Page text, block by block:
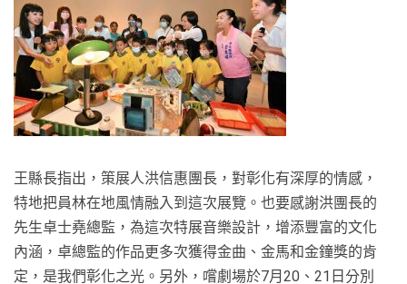
王縣長指出，策展人洪信惠團長，對彰化有深厚的情感，
特地把員林在地風情融入到這次展覽。也要感謝洪團長的
先生卓士堯總監，為這次特展音樂設計，增添豐富的文化
內涵，卓總監的作品更多次獲得金曲、金馬和金鐘獎的肯
定，是我們彰化之光。另外，嚐劇場於7月20、21日分別